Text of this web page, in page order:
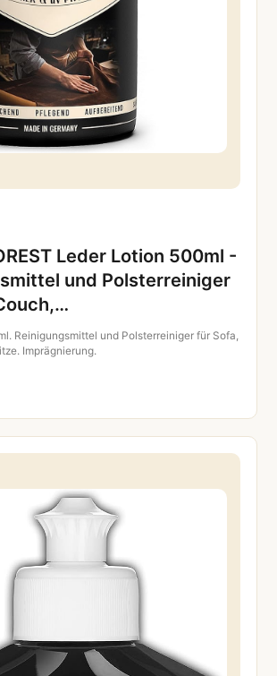
Leder Lotion 500ml -
und Polsterreiniger
Reinigungsmittel und Polsterreiniger für Sofa,
Imprägnierung.